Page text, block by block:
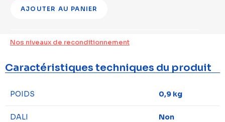
AJOUTER AU PANIER
Nos niveaux de reconditionnement
Caractéristiques techniques du produit
POIDS 0,9 kg
DALI Non